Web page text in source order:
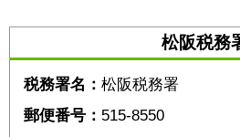
松阪税務
税務署名： 松阪税務署
郵便番号： 515-8550